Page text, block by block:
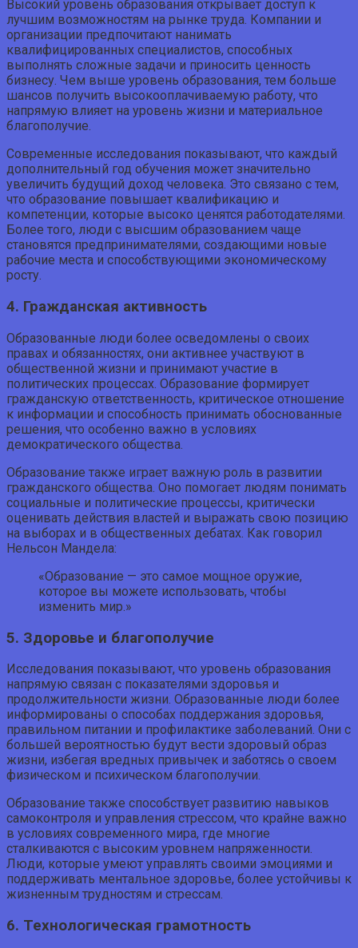
Высокий уровень образования открывает доступ к
лучшим возможностям на рынке труда. Компании и
организации предпочитают нанимать
квалифицированных специалистов, способных
выполнять сложные задачи и приносить ценность
бизнесу. Чем выше уровень образования, тем больше
шансов получить высокооплачиваемую работу, что
напрямую влияет на уровень жизни и материальное
благополучие.
Современные исследования показывают, что каждый
дополнительный год обучения может значительно
увеличить будущий доход человека. Это связано с тем,
что образование повышает квалификацию и
компетенции, которые высоко ценятся работодателями.
Более того, люди с высшим образованием чаще
становятся предпринимателями, создающими новые
рабочие места и способствующими экономическому
росту.
4. Гражданская активность
Образованные люди более осведомлены о своих
правах и обязанностях, они активнее участвуют в
общественной жизни и принимают участие в
политических процессах. Образование формирует
гражданскую ответственность, критическое отношение
к информации и способность принимать обоснованные
решения, что особенно важно в условиях
демократического общества.
Образование также играет важную роль в развитии
гражданского общества. Оно помогает людям понимать
социальные и политические процессы, критически
оценивать действия властей и выражать свою позицию
на выборах и в общественных дебатах. Как говорил
Нельсон Мандела:
«Образование — это самое мощное оружие,
которое вы можете использовать, чтобы
изменить мир.»
5. Здоровье и благополучие
Исследования показывают, что уровень образования
напрямую связан с показателями здоровья и
продолжительности жизни. Образованные люди более
информированы о способах поддержания здоровья,
правильном питании и профилактике заболеваний. Они с
большей вероятностью будут вести здоровый образ
жизни, избегая вредных привычек и заботясь о своем
физическом и психическом благополучии.
Образование также способствует развитию навыков
самоконтроля и управления стрессом, что крайне важно
в условиях современного мира, где многие
сталкиваются с высоким уровнем напряженности.
Люди, которые умеют управлять своими эмоциями и
поддерживать ментальное здоровье, более устойчивы к
жизненным трудностям и стрессам.
6. Технологическая грамотность